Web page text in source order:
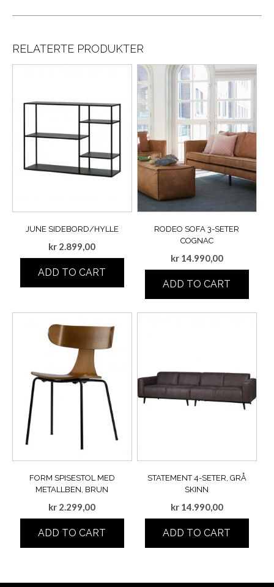
RELATERTE PRODUKTER
JUNE SIDEBORD/HYLLE
kr 2.899,00
ADD TO CART
RODEO SOFA 3-SETER
COGNAC
kr14.990,00
ADD TO CART
FORM SPISESTOL MED
METALLBEN, BRUN
kr 2.299,00
ADD TO CART
STATEMENT 4-SETER, GRÅ
SKINN
kr14.990,00
ADD TO CART